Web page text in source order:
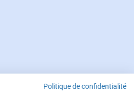
Politique de confidentialité